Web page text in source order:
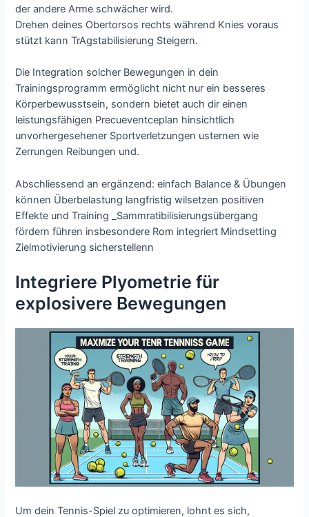
der andere Arme schwächer wird.
Drehen deines Obertorsos rechts während Knies voraus
stützt kann TrAgstabilisierung Steigern.
Die Integration solcher Bewegungen in dein
Trainingsprogramm ermöglicht nicht nur ein besseres
Körperbewusstsein, sondern bietet auch dir einen
leistungsfähigen Precueventceplan hinsichtlich
unvorhergesehener Sportverletzungen usternen wie
Zerrungen Reibungen und.
Abschliessend an ergänzend: einfach Balance & Übungen
können Überbelastung langfristig wilsetzen positiven
Effekte und Training _Sammratibilisierungsübergang
fördern führen insbesondere Rom integriert Mindsetting
Zielmotivierung sicherstellenn
Integriere Plyometrie für
explosivere Bewegungen
Um dein Tennis-Spiel zu optimieren, lohnt es sich,